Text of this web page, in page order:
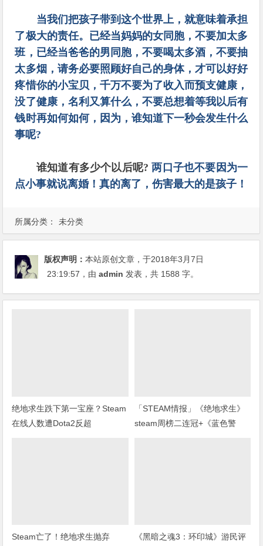
所属分类： 未分类
当我们把孩子带到这个世界上，就意味着承担
了极大的责任。已经当妈妈的女同胞，不要加太多
班，已经当爸爸的男同胞，不要喝太多酒，不要抽
太多烟，请务必要照顾好自己的身体，才可以好好
疼惜你的小宝贝，千万不要为了收入而预支健康，
没了健康，名利又算什么，不要总想着等我以后有
钱时再如何如何，因为，谁知道下一秒会发生什么
事呢?
谁知道有多少个以后呢? 两口子也不要因为一
点小事就说离婚！真的离了，伤害最大的是孩子！
版权声明：本站原创文章，于2018年3月7日
23:19:57 ，由admin 发表，共 1588 字。
绝地求生跌下第一宝座？Steam
在线人数遭Dota2反超
「STEAM情报」《绝地求生》
steam周榜二连冠+《蓝色警
Steam亡了！绝地求生抛弃
《黑暗之魂3：环印城》游民评